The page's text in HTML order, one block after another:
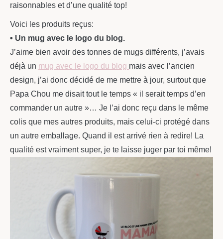
raisonnables et d’une qualité top!
Voici les produits reçus:
• Un mug avec le logo du blog.
J’aime bien avoir des tonnes de mugs différents, j’avais
déjà un mug avec le logo du blog mais avec l’ancien
design, j’ai donc décidé de me mettre à jour, surtout que
Papa Chou me disait tout le temps « il serait temps d’en
commander un autre »… Je l’ai donc reçu dans le même
colis que mes autres produits, mais celui-ci protégé dans
un autre emballage. Quand il est arrivé rien à redire! La
qualité est vraiment super, je te laisse juger par toi même!